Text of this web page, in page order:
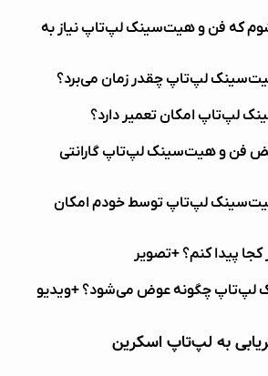
که فن و هیت‌سینک لپ‌تاپ نیاز به
لپ‌تاپ چقدر زمان می‌برد؟
لپ‌تاپ امکان تعمیر دارد؟
فن و هیت‌سینک لپ‌تاپ گارانتی
لپ‌تاپ توسط خودم امکان
پیدا کنم؟ +تصویر
لپ‌تاپ چگونه عوض می‌شود؟ +ویدیو
به لپ‌تاپ اسکرین